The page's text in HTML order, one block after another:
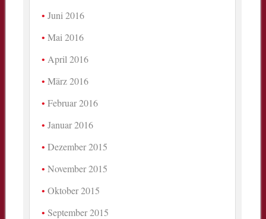
Juni 2016
Mai 2016
April 2016
März 2016
Februar 2016
Januar 2016
Dezember 2015
November 2015
Oktober 2015
September 2015